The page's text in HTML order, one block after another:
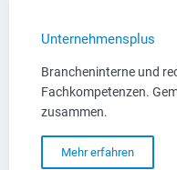
Unternehmensplus
Brancheninterne und
Fachkompetenzen.
zusammen.
Mehr erfahren